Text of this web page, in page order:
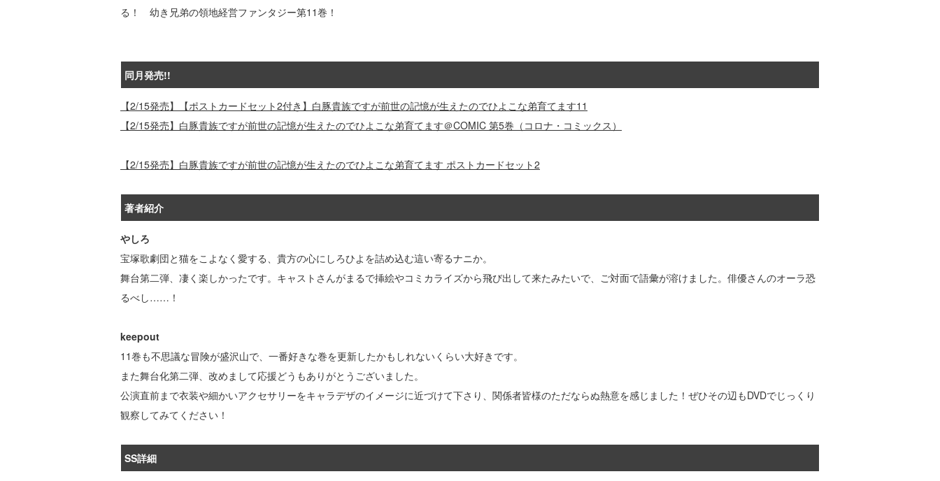
る！ 幼き兄弟の領地経営ファンタジー第11巻！
同月発売!!
【2/15発売】【ポストカードセット2付き】白豚貴族ですが前世の記憶が生えたのでひよこな弟育てます11
【2/15発売】白豚貴族ですが前世の記憶が生えたのでひよこな弟育てます＠COMIC 第5巻（コロナ・コミックス）
【2/15発売】白豚貴族ですが前世の記憶が生えたのでひよこな弟育てます ポストカードセット2
著者紹介
やしろ
宝塚歌劇団と猫をこよなく愛する、貴方の心にしろひよを詰め込む這い寄るナニか。
舞台第二弾、凄く楽しかったです。キャストさんがまるで挿絵やコミカライズから飛び出して来たみたいで、ご対面で語彙が溶けました。俳優さんのオーラ恐
るべし……！
keepout
11巻も不思議な冒険が盛沢山で、一番好きな巻を更新したかもしれないくらい大好きです。
また舞台化第二弾、改めまして応援どうもありがとうございました。
公演直前まで衣装や細かいアクセサリーをキャラデザのイメージに近づけて下さり、関係者皆様のただならぬ熱意を感じました！ぜひその辺もDVDでじっくり
観察してみてください！
SS詳細